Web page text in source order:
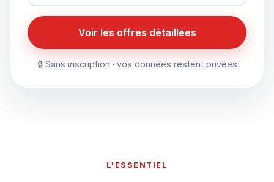
Voir les offres détaillées
🔒 Sans inscription · vos données restent privées
L'ESSENTIEL